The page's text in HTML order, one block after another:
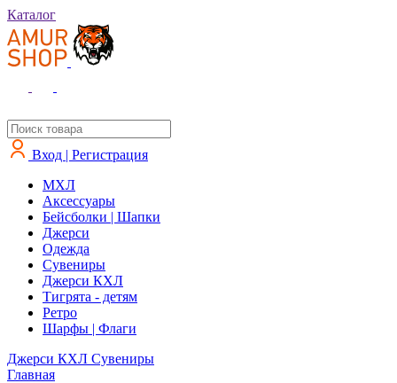
Каталог
Вход | Регистрация
MXЛ
Аксессуары
Бейсболки | Шапки
Джерси
Одежда
Сувениры
Джерси КХЛ
Тигрята - детям
Ретро
Шарфы | Флаги
Джерси КХЛ Сувениры
Главная